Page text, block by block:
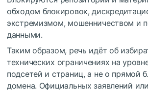
обходом блокировок,
экстремизмом, мошенничеством и
данными.
Таким образом, речь идёт об
технических ограничениях на
подсетей и страниц, а не о прямой
домена. Официальных заявлений